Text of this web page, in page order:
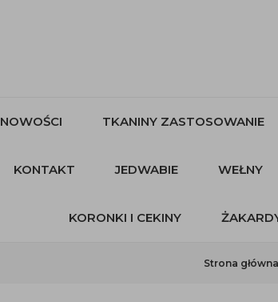
NOWOŚCI TKANINY ZASTOSOWANIE
KONTAKT JEDWABIE WEŁNY
KORONKI I CEKINY
Strona główna